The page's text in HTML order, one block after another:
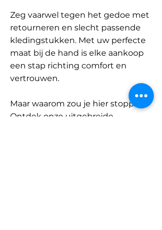
Zeg vaarwel tegen het gedoe met
retourneren en slecht passende
kledingstukken. Met uw perfecte
maat bij de hand is elke aankoop
een stap richting comfort en
vertrouwen.
Maar waarom zou je hier stoppen?
Ontdek onze uitgebreide